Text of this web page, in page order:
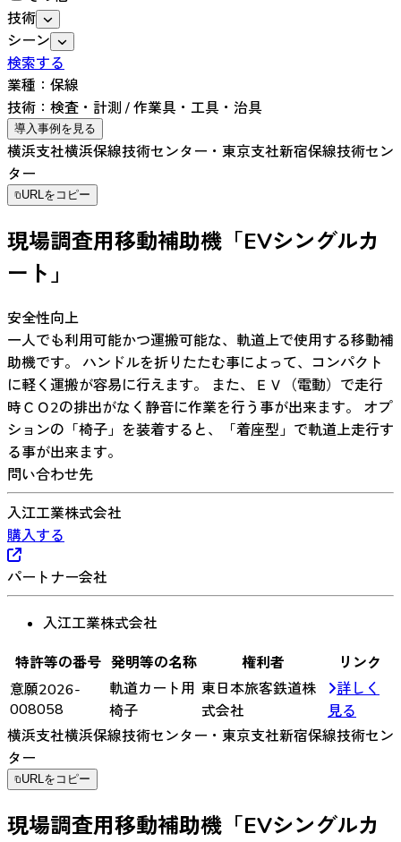
技術
シーン
検索する
業種： 保線
技術： 検査・計測/作業具・工具・治具
導入事例を見る
横浜支社横浜保線技術センター・東京支社新宿保線技術セン
ター
URLをコピー
現場調査用移動補助機「EVシングルカ
ート」
安全性向上
一人でも利用可能かつ運搬可能な、軌道上で使用する移動補
助機です。 ハンドルを折りたたむ事によって、コンパクト
に軽く運搬が容易に行えます。 また、ＥＶ（電動）で走行
時ＣＯ2の排出がなく静音に作業を行う事が出来ます。 オプ
ションの「椅子」を装着すると、「着座型」で軌道上走行す
る事が出来ます。
問い合わせ先
入江工業株式会社
購入する
パートナー会社
入江工業株式会社
特許等の番号 発明等の名称 権利者
リンク
意願2026-
008058
軌道カート用
椅子
東日本旅客鉄道株
式会社
詳しく
見る
横浜支社横浜保線技術センター・東京支社新宿保線技術セン
ター
URLをコピー
現場調査用移動補助機「EVシングルカ